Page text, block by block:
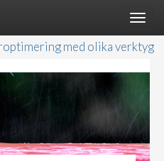
med olika verktyg